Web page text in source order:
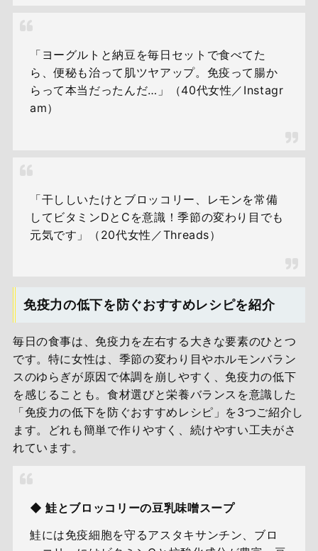
「ヨーグルトと納豆を毎日セットで食べてた
ら、便秘も治って肌ツヤアップ。免疫って腸か
らって本当だったんだ…」（40代女性／Instagr
am）
「干ししいたけとブロッコリー、レモンを常備
してビタミンDとCを意識！季節の変わり目でも
元気です」（20代女性／Threads）
免疫力の低下を防ぐおすすめレシピを紹介
毎日の食事は、免疫力を左右する大きな要素のひとつ
です。特に女性は、季節の変わり目やホルモンバラン
スのゆらぎが原因で体調を崩しやすく、免疫力の低下
を感じることも。食材選びと栄養バランスを意識した
「免疫力の低下を防ぐおすすめレシピ」を3つご紹介し
ます。どれも簡単で作りやすく、続けやすい工夫がさ
れています。
◆ 鮭とブロッコリーの豆乳味噌スープ
鮭には免疫細胞を守るアスタキサンチン、ブロ